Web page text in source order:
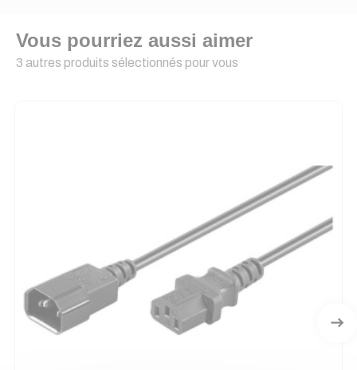
Vous pourriez aussi aimer
3 autres produits sélectionnés pour vous